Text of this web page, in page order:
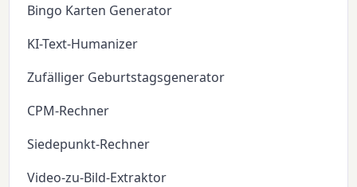
Bingo Karten Generator
KI-Text-Humanizer
Zufälliger Geburtstagsgenerator
CPM-Rechner
Siedepunkt-Rechner
Video-zu-Bild-Extraktor